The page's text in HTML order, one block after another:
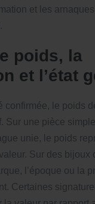
et les
poids, la
et l’état
confirmée, le poids
Sur une pièce
unie, le poids
Sur des bijoux
l’époque ou la
Certaines